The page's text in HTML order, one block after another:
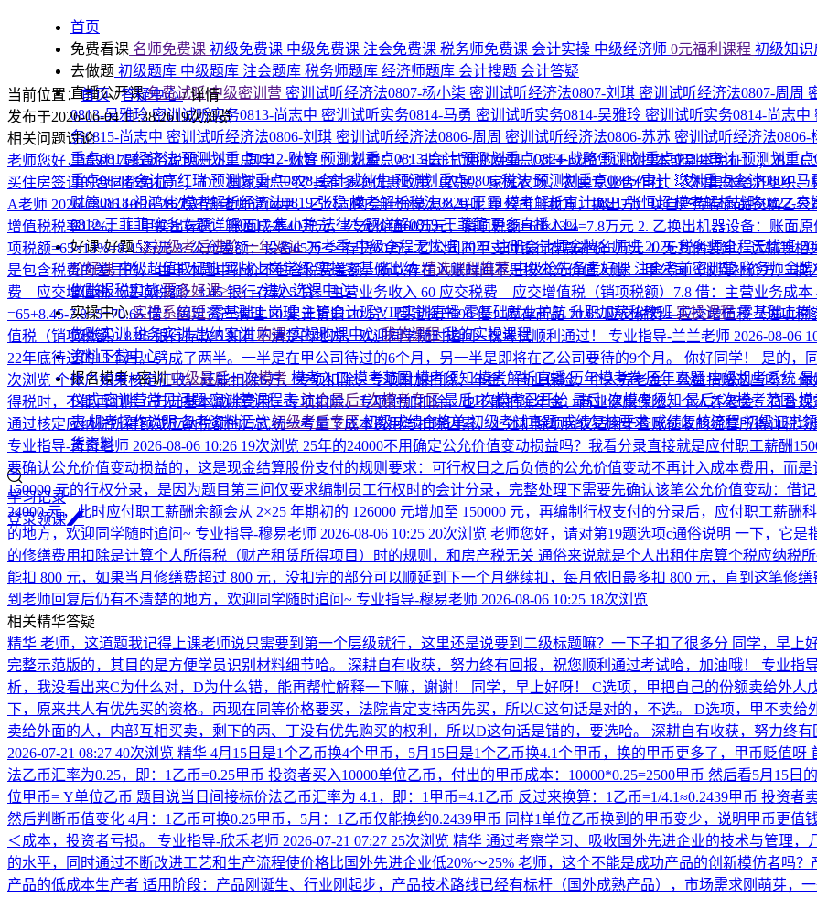
首页
免费看课 名师免费课 初级免费课 中级免费课 注会免费课 税务师免费课 会计实操 中级经济师 0元福利课程 初级知识
去做题 初级题库 中级题库 注会题库 税务师题库 经济师题库 会计搜题 会计答疑
直播公开课免费试听|中级密训营 密训试听经济法0807-杨小柒 密训试听经济法0807-刘琪 密训试听经济法0807-周周
0813-吴雅玲密训试听实务0813-尚志中 密训试听实务0814-马勇 密训试听实务0814-吴雅玲 密训试听实务0814-尚志中
务0815-尚志中 密训试听经济法0806-刘琪 密训试听经济法0806-周周 密训试听经济法0806-苏苏 密训试听经济法0806-
重点0811-经济法预测划重点0812-财管预测划重点0813-会计预测划重点0824-战略预测划重点0824-审计预测划重
重点0828-会计高红瑞预测划重点0828-会计戚纯生预测划重点0806-税法预测划重点0805-审计 💥划重点会计0804-马
财管0818-祖鸿伟模考解析经济法0819-张稳模考解析税法0820-王霞模考解析审计0821-张恒超模考解析战略0822-袁
0812-王菲菲实务专题详解0817-焦小艳法律专题详解0819-王菲菲更多直播入口
好课·好题🚀初级考后进阶·一年双证26考季·中级全程无忧班2027·注册会计师金牌名师班2026·税务师全程无忧班
价好课中级超值取证班实战上岗学练实操零基础出纳精选课程推荐中级抢先备考好课 注会考前密训营税务师金
做账报税实战更多好课>>>→进入选课中心
实操中心实操系统班零基础上岗班主管会计班VIP实训直播零基础就业护航升职加薪私教班实操课程零基础上岗
做账实训税务实训出纳实训购课实操购课中心我的课程我的实操课程
资料下载中心
报名模考+密训中级最后一次模考 模考入口模考范围模考须知模考解析直播历年模考卷历年真题中级机考系统最
仪式密训营常见问题密训营课程表注会最后1次模考专区最后1次模考已开始 最后1次模考须知最后1次模考范围模
表机考操作说明备考资料汇总初级考后专区初级成绩合格单初级考试真题成绩复核要求成绩复核流程初级证书
货资料
学习记录
登录领课
当前位置：首页/答疑中心/详情
发布于2026-06-04 11:38:2619次浏览
相关问题讨论
老师您好，请对17题通俗说明一下。同学，你好！ 印花税：A：非正式用的免征（对于应税凭证的抄本或副本免征）； B、
买住房签订的合同都免征）； D：国家对“三农”具有多项优惠政策（农民、家庭农场、农民专业合作社、农村集体经济组织
A老师 2026-08-06 10:2628次浏览老师请问甲、乙公司的会计分录怎么写呢 甲公司（我方，换出方）以自产库存商品交换乙
增值税税率13%。 1. 甲换出存货：账面成本40万元，公允价值60万元，销项税额=60×13%=7.8万元 2. 乙换出机器设备：账面
项税额=65×13%=8.45万元 3. 公允差额：设备65万 ＞ 存货60万，乙公司向甲支付银行存款补价5万元 4. 无其他装卸、运输等相
是包含税费的差异的， 由于本题中补价不包含税费差额，所以存在入账时间不是按公允价值入账： 甲公司（收到补价方） 换
费—应交增值税（进项税额）8.45 银行存款 5 贷：主营业务收入 60 应交税费—应交增值税（销项税额）7.8 借：主营业务成
=65+8.45-7.8+5=70.65 借：固定资产清理 70 累计折旧 20 贷：固定资产 90 借：库存商品 70.65 应交税费—应交增值税（进项
值税（销项税额）8.45 银行存款 5 如有不清楚的地方，欢迎同学随时追问~ 祝考试顺利通过！
专业指导-兰兰老师 2026-08-06
22年底待过的15个月。劈成了两半。一半是在甲公司待过的6个月，另一半是即将在乙公司要待的9个月。 你好同学！ 是的，
次浏览 个体户如果核定征收，还能扣除6万、专项扣除、专项附加扣除、年金、商业保险、个人养老金、公益捐赠这些吗？你
得税时，不能再扣除 6 万元基本减除费用、专项扣除、专项附加扣除，也不能扣除年金、商业健康保险、个人养老金、符合
通过核定应纳税所得额或应纳税额的方式统一考量了成本费用与扣除因素，上述扣除项目仅适用于查账征收的经营所得计税
专业指导-奇奇老师 2026-08-06 10:26 19次浏览 25年的24000不用确定公允价值变动损益吗？我看分录直接就是应付职工薪酬
要确认公允价值变动损益的，这是现金结算股份支付的规则要求：可行权日之后负债的公允价值变动不再计入成本费用，而
150000 元的行权分录，是因为题目第三问仅要求编制员工行权时的会计分录，完整处理下需要先确认该笔公允价值变动：
24000 元，此时应付职工薪酬余额会从 2×25 年期初的 126000 元增加至 150000 元，再编制行权支付的分录后，应付职工薪
的地方，欢迎同学随时追问~ 专业指导-穆易老师 2026-08-06 10:25 20次浏览 老师您好，请对第19题选项c通俗说明 一下，它是
的修缮费用扣除是计算个人所得税（财产租赁所得项目）时的规则，和房产税无关 通俗来说就是个人出租住房算个税应纳税
能扣 800 元，如果当月修缮费超过 800 元，没扣完的部分可以顺延到下一个月继续扣，每月依旧最多扣 800 元，直到这笔修
到老师回复后仍有不清楚的地方，欢迎同学随时追问~ 专业指导-穆易老师 2026-08-06 10:25 18次浏览
相关精华答疑
精华 老师，这道题我记得上课老师说只需要到第一个层级就行，这里还是说要到二级标题嘛？一下子扣了很多分 同学，早上
完整示范版的，其目的是方便学员识别材料细节哈。 深耕自有收获，努力终有回报，祝您顺利通过考试哈，加油哦！
专业指
析，我没看出来C为什么对，D为什么错，能再帮忙解释一下嘛，谢谢！
同学，早上好呀！ C选项，甲把自己的份额卖给外
下，原来共人有优先买的资格。丙现在同等价格要买，法院肯定支持丙先买，所以C这句话是对的，不选。 D选项，甲不卖
卖给外面的人，内部互相买卖，剩下的丙、丁没有优先购买的权利，所以D这句话是错的，要选哈。 深耕自有收获，努力终有
2026-07-21 08:27 40次浏览 精华 4月15日是1个乙币换4个甲币，5月15日是1个乙币换4.1个甲币，换的甲币更多了，甲币贬值呀
法乙币汇率为0.25，即：1乙币=0.25甲币 投资者买入10000单位乙币，付出的甲币成本：10000*0.25=2500甲币 然后看5月15
位甲币= Y单位乙币 题目说当日间接标价法乙币汇率为 4.1，即：1甲币=4.1乙币 反过来换算：1乙币=1/4.1≈0.2439甲币 投资者
然后判断币值变化 4月：1乙币可换0.25甲币，5月：1乙币仅能换约0.2439甲币 同样1单位乙币换到的甲币变少，说明甲币更值
＜成本，投资者亏损。
专业指导-欣禾老师 2026-07-21 07:27 25次浏览 精华 通过考察学习、吸收国外先进企业的技术与管理
的水平，同时通过不断改进工艺和生产流程使价格比国外先进企业低20%～25% 老师，这个不能是成功产品的创新模仿者吗
产品的低成本生产者 适用阶段：产品刚诞生、行业刚起步，产品技术路线已经有标杆（国外成熟产品），市场需求刚萌芽，